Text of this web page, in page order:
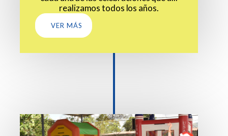
realizamos todos los años.
VER MÁS